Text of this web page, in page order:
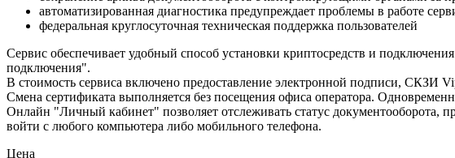
автоматизированная диагностика предупреждает проблемы в работе
федеральная круглосуточная техническая поддержка пользователей
Сервис обеспечивает удобный способ установки криптосредств и
подключения".
В стоимость сервиса включено предоставление электронной подписи, СКЗИ
Смена сертификата выполняется без посещения офиса оператора.
Онлайн "Личный кабинет" позволяет отслеживать статус
войти с любого компьютера либо мобильного телефона.
Цена